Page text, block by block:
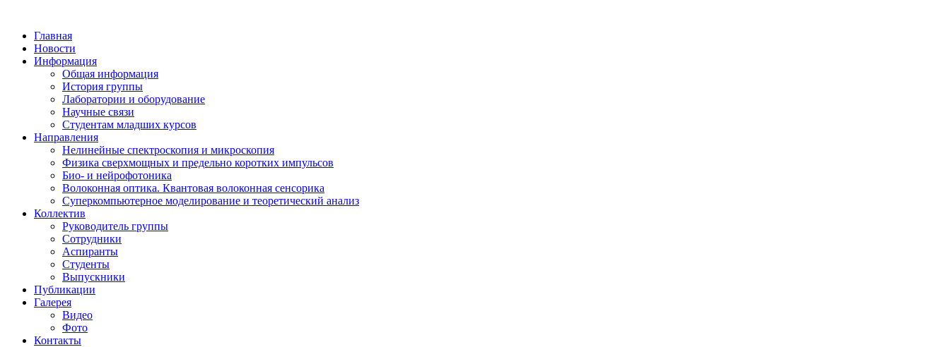
Главная
Новости
Информация
Общая информация
История группы
Лаборатории и оборудование
Научные связи
Студентам младших курсов
Направления
Нелинейные спектроскопия и микроскопия
Физика сверхмощных и предельно коротких импульсов
Био- и нейрофотоника
Волоконная оптика. Квантовая волоконная сенсорика
Суперкомпьютерное моделирование и теоретический анализ
Коллектив
Руководитель группы
Сотрудники
Аспиранты
Студенты
Выпускники
Публикации
Галерея
Видео
Фото
Контакты